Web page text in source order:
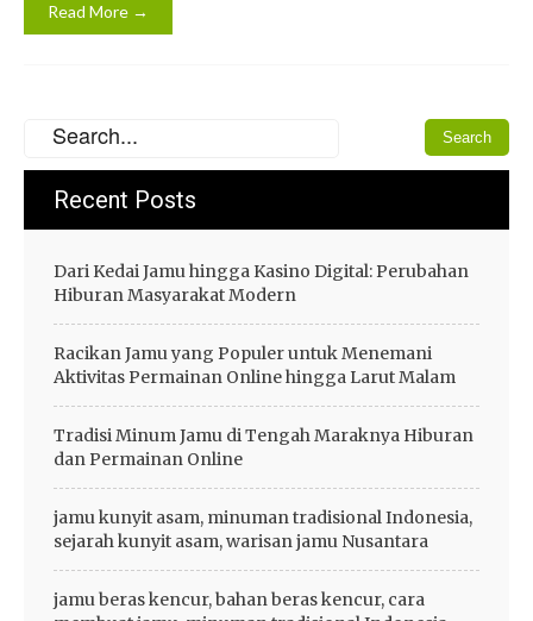
Read More →
Recent Posts
Dari Kedai Jamu hingga Kasino Digital: Perubahan
Hiburan Masyarakat Modern
Racikan Jamu yang Populer untuk Menemani
Aktivitas Permainan Online hingga Larut Malam
Tradisi Minum Jamu di Tengah Maraknya Hiburan
dan Permainan Online
jamu kunyit asam, minuman tradisional Indonesia,
sejarah kunyit asam, warisan jamu Nusantara
jamu beras kencur, bahan beras kencur, cara